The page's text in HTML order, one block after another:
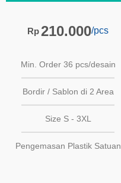
Rp210.000/pcs
Min. Order 36 pcs/desain
Bordir / Sablon di 2 Area
Size S - 3XL
Pengemasan Plastik Satuan